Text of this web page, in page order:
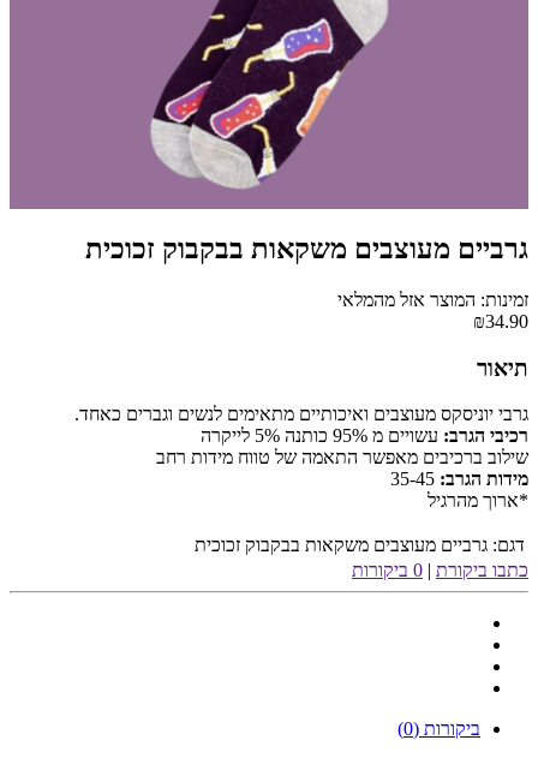
גרביים מעוצבים משקאות בבקבוק זכוכית
זמינות: המוצר אזל מהמלאי
₪34.90
תיאור
גרבי יוניסקס מעוצבים ואיכותיים מתאימים לנשים וגברים כאחד.
רכיבי הגרב: עשויים מ 95% כותנה 5% לייקרה
שילוב ברכיבים מאפשר התאמה של טווח מידות רחב
מידות הגרב: 35-45
*ארוך מהרגיל
דגם: גרביים מעוצבים משקאות בבקבוק זכוכית
כתבו ביקורת | 0 ביקורות
ביקורות (0)